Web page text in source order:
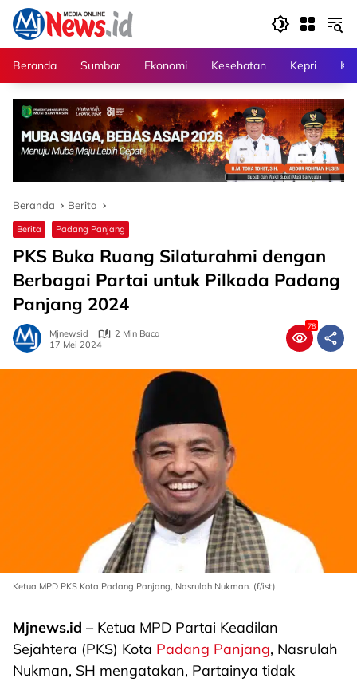
Langsung
konten
Beranda
Sumbar Ekonomi Kesehatan Kepri
Beranda Berita
Berita Padang Panjang
PKS Buka Ruang Silaturahmi dengan
Berbagai Partai untuk Pilkada Padang
Panjang 2024
Mjnewsid
2 Min Baca
17 Mei 2024
78
Ketua MPD PKS Kota Padang Panjang, Nasrulah Nukman. (f/ist)
Mjnews.id – Ketua MPD Partai Keadilan
Sejahtera (PKS) Kota Padang Panjang, Nasrulah
Nukman, SH mengatakan, Partainya tidak